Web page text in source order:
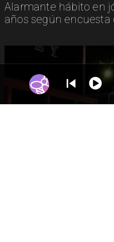
Alarmante hábito en
años según encuesta